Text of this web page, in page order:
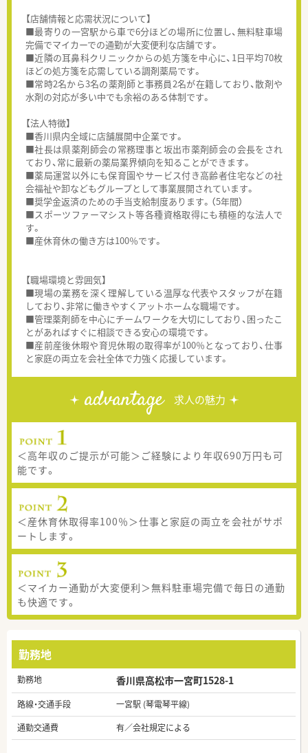
【店舗情報と応需状況について】
■最寄りの一宮駅から車で6分ほどの場所に位置し、無料駐車場
完備でマイカーでの通勤が大変便利な店舗です。
■近隣の耳鼻科クリニックからの処方箋を中心に、1日平均70枚
ほどの処方箋を応需している調剤薬局です。
■常時2名から3名の薬剤師と事務員2名が在籍しており、散剤や
水剤の対応が多い中でも余裕のある体制です。
【法人特徴】
■香川県内全域に店舗展開中企業です。
■社長は県薬剤師会の常務理事と坂出市薬剤師会の会長をされ
ており、常に最新の薬局業界傾向を知ることができます。
■薬局運営以外にも保育園やサービス付き高齢者住宅などの社
会福祉や卸などもグループとして事業展開されています。
■奨学金返済のための手当支給制度あります。（5年間）
■スポーツファーマシスト等各種資格取得にも積極的な法人で
す。
■産休育休の働き方は100％です。
【職場環境と雰囲気】
■現場の業務を深く理解している温厚な代表やスタッフが在籍
しており、非常に働きやすくアットホームな職場です。
■管理薬剤師を中心にチームワークを大切にしており、困ったこ
とがあればすぐに相談できる安心の環境です。
■産前産後休暇や育児休暇の取得率が100％となっており、仕事
と家庭の両立を会社全体で力強く応援しています。
advantage 求人の魅力
＜高年収のご提示が可能＞ご経験により年収690万円も可
能です。
＜産休育休取得率100％＞仕事と家庭の両立を会社がサポ
ートします。
＜マイカー通勤が大変便利＞無料駐車場完備で毎日の通勤
も快適です。
勤務地
勤務地 香川県高松市一宮町1528-1
路線・交通手段
一宮駅 (琴電琴平線)
通勤交通費
有／会社規定による